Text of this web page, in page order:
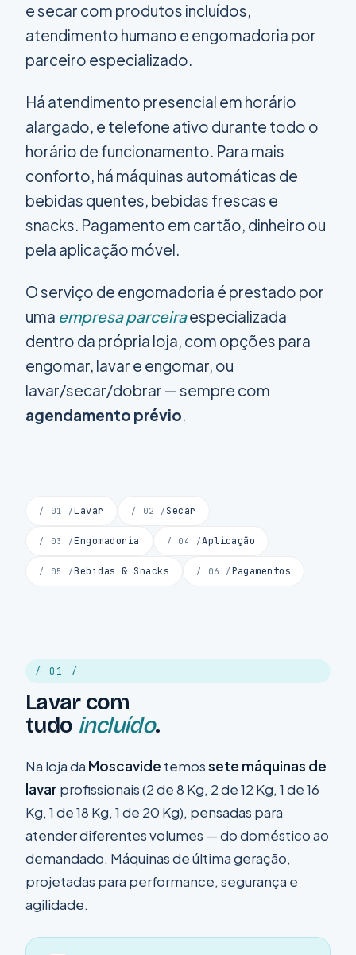
e secar com produtos incluídos,
atendimento humano e engomadoria por
parceiro especializado.
Há atendimento presencial em horário
alargado, e telefone ativo durante todo o
horário de funcionamento. Para mais
conforto, há máquinas automáticas de
bebidas quentes, bebidas frescas e
snacks. Pagamento em cartão, dinheiro ou
pela aplicação móvel.
O serviço de engomadoria é prestado por
uma empresa parceiraespecializada
dentro da própria loja, com opções para
engomar, lavar e engomar, ou
lavar/secar/dobrar — sempre com
agendamento prévio.
/ 01 /Lavar / 02 / Secar
/ 03 /Engomadoria / 04 /Aplicação
/ 05 /Bebidas & Snacks / 06 / Pagamentos
/ 01 /
Lavar com
tudo incluído.
Na loja da Moscavide temossete máquinas de
lavar profissionais (2 de 8 Kg, 2 de 12 Kg, 1 de 16
Kg, 1 de 18 Kg, 1 de 20 Kg), pensadas para
atender diferentes volumes — do doméstico ao
demandado. Máquinas de última geração,
projetadas para performance, segurança e
agilidade.